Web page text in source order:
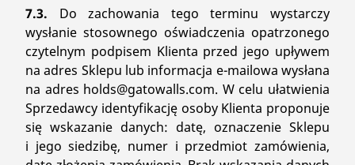
7.3. Do zachowania tego terminu wystarczy
wysłanie stosownego oświadczenia opatrzonego
czytelnym podpisem Klienta przed jego upływem
na adres Sklepu lub informacja e-mailowa wysłana
na adres holds@gatowalls.com. W celu ułatwienia
Sprzedawcy identyfikację osoby Klienta proponuje
się wskazanie danych: datę, oznaczenie Sklepu
i jego siedzibę, numer i przedmiot zamówienia,